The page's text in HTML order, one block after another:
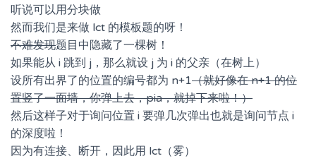
听说可以用分块做
然而我们是来做 lct 的模板题的呀！
不难发现题目中隐藏了一棵树！
如果能从 i 跳到 j，那么就设 j 为 i 的父亲（在树上）
设所有出界了的位置的编号都为 n+1（就好像在 n+1 的位
置竖了一面墙，你弹上去，pia，就掉下来啦！）
然后这样子对于询问位置 i 要弹几次弹出也就是询问节点 i
的深度啦！
因为有连接、断开，因此用 lct（雾）